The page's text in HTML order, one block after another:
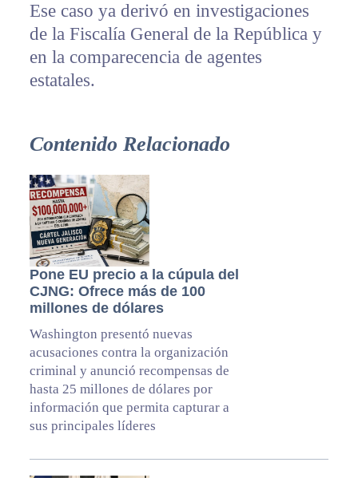
Ese caso ya derivó en investigaciones
de la Fiscalía General de la República y
en la comparecencia de agentes
estatales.
Contenido Relacionado
Pone EU precio a la cúpula del
CJNG: Ofrece más de 100
millones de dólares
Washington presentó nuevas
acusaciones contra la organización
criminal y anunció recompensas de
hasta 25 millones de dólares por
información que permita capturar a
sus principales líderes